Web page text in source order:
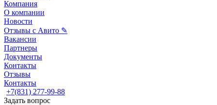
Компания
О компании
Новости
Отзывы с Авито ✎
Вакансии
Партнеры
Документы
Контакты
Отзывы
Контакты
+7(831) 277-99-88
Задать вопрос